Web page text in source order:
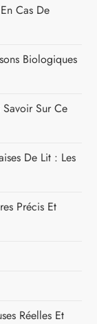
Cas De
Biologiques
Savoir Sur Ce
De Lit : Les
Précis Et
Réelles Et